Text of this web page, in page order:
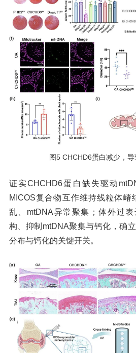
图5 CHCHD6蛋白减少，
证实CHCHD6蛋白缺失驱动
MICOS复合物互作维持线粒体嵴
乱、mtDNA异常聚集；体外过
构、抑制mtDNA聚集与钙化，确
分布与钙化的关键开关。